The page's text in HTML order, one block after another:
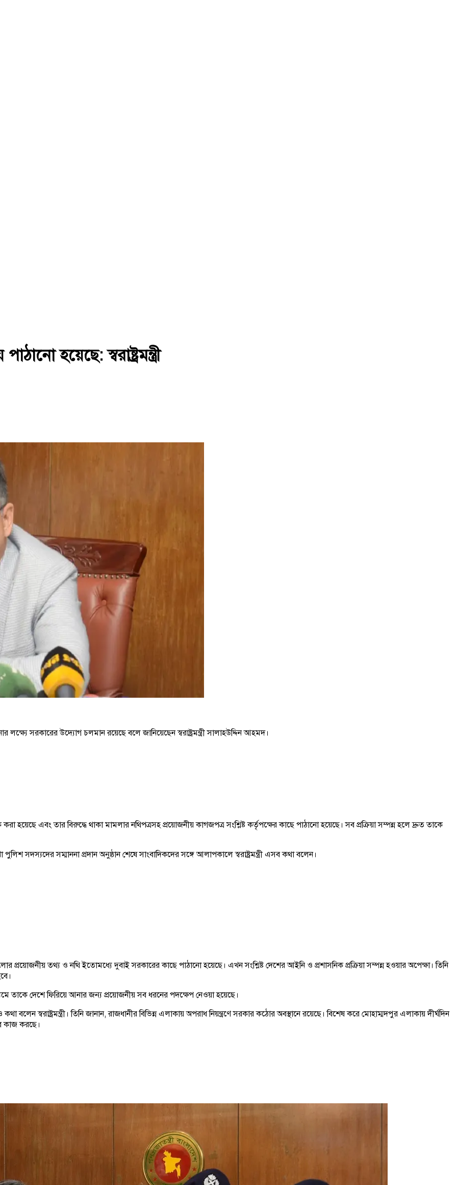
হয়েছে: স্বরাষ্ট্রমন্ত্রী
সরকারের উদ্যোগ চলমান রয়েছে বলে জানিয়েছেন স্বরাষ্ট্রমন্ত্রী সালাহউদ্দিন আহমদ।
এবং তার বিরুদ্ধে থাকা মামলার নথিপত্রসহ প্রয়োজনীয় কাগজপত্র সংশ্লিষ্ট কর্তৃপক্ষের কাছে পাঠানো হয়েছে। সব প্রক্রিয়া সম্পন্ন হলে দ্রুত তাকে
সদস্যদের সম্মাননা প্রদান অনুষ্ঠান শেষে সাংবাদিকদের সঙ্গে আলাপকালে স্বরাষ্ট্রমন্ত্রী এসব কথা বলেন।
তথ্য ও নথি ইতোমধ্যে দুবাই সরকারের কাছে পাঠানো হয়েছে। এখন সংশ্লিষ্ট দেশের আইনি ও প্রশাসনিক প্রক্রিয়া সম্পন্ন হওয়ার অপেক্ষা। তিনি
তাকে দেশে ফিরিয়ে আনার জন্য প্রয়োজনীয় সব ধরনের পদক্ষেপ নেওয়া হয়েছে।
বলেন স্বরাষ্ট্রমন্ত্রী। তিনি জানান, রাজধানীর বিভিন্ন এলাকায় অপরাধ নিয়ন্ত্রণে সরকার কঠোর অবস্থানে রয়েছে। বিশেষ করে মোহাম্মদপুর এলাকায় দীর্ঘদিন
কাজ করছে।